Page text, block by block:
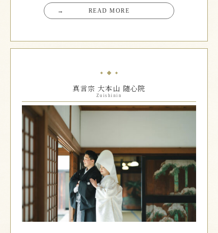
→ READ MORE
真言宗 大本山 随心院
Zuishinin